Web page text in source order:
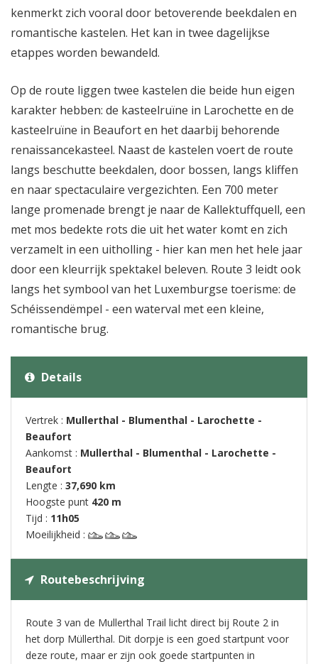
kenmerkt zich vooral door betoverende beekdalen en
romantische kastelen. Het kan in twee dagelijkse
etappes worden bewandeld.
Op de route liggen twee kastelen die beide hun eigen
karakter hebben: de kasteelruïne in Larochette en de
kasteelruïne in Beaufort en het daarbij behorende
renaissancekasteel. Naast de kastelen voert de route
langs beschutte beekdalen, door bossen, langs kliffen
en naar spectaculaire vergezichten. Een 700 meter
lange promenade brengt je naar de Kallektuffquell, een
met mos bedekte rots die uit het water komt en zich
verzamelt in een uitholling - hier kan men het hele jaar
door een kleurrijk spektakel beleven. Route 3 leidt ook
langs het symbool van het Luxemburgse toerisme: de
Schéissendëmpel - een waterval met een kleine,
romantische brug.
Details
Vertrek : Mullerthal - Blumenthal - Larochette -
Beaufort
Aankomst : Mullerthal - Blumenthal - Larochette -
Beaufort
Lengte : 37,690 km
Hoogste punt 420 m
Tijd : 11h05
Moeilijkheid :
Routebeschrijving
Route 3 van de Mullerthal Trail licht direct bij Route 2 in
het dorp Müllerthal. Dit dorpje is een goed startpunt voor
deze route, maar er zijn ook goede startpunten in